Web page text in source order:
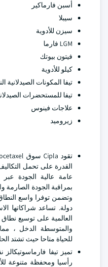
أسبن فارماكير
سيبلا
سيزن للأدوية
LGM فارما
فيتون بيوتك
كيلو للأدوية
تيفا المكونات الصيدلانية
تيفا للمستحضرات
علاجات فينوس
زيروميد
القدرة على تحمل
دولة. تساعد شراكاتها
العالمية على توسيع
والمتوسطة الدخل ، مما
للحياة متاحا حيث تشتد
تميز تيفا
رأسيا ومحفظة متنوعة